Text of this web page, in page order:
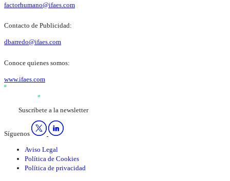
factorhumano@ifaes.com
Contacto de Publicidad:
dbarredo@ifaes.com
Conoce quienes somos:
www.ifaes.com
Suscríbete a la newsletter
Síguenos
Aviso Legal
Política de Cookies
Política de privacidad